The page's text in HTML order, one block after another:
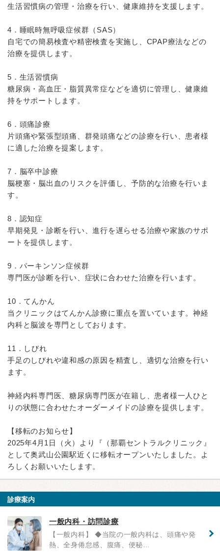
生活習慣病の管理・治療を行い、健康維持を支援します。
4．睡眠時無呼吸症候群（SAS）
自宅での簡易検査や精密検査を実施し、CPAP療法などの
治療を提供します。
5．生活習慣病
糖尿病・高血圧・脂質異常症などを適切に管理し、健康維
持をサポートします。
6．頭痛診療
片頭痛や緊張型頭痛、群発頭痛などの診療を行い、患者様
に適した治療を提案します。
7．脳卒中診療
脳梗塞・脳出血のリスクを評価し、予防的な治療を行いま
す。
8．認知症
早期発見・診断を行い、進行を遅らせる治療や家族のサポ
ートを提供します。
9．パーキンソン症候群
専門医が診断を行い、症状に合わせた治療を行います。
10．てんかん
当クリニックはてんかん診療に重点を置いています。神経
内科と脳波を専門としております。
11．しびれ
手足のしびれや違和感の原因を精査し、適切な治療を行い
ます。
神経内科専門医、糖尿病専門医が在籍し、患者様一人ひと
りの状態に合わせたオーダーメイドの診療を提供します。
【移転のお知らせ】
2025年4月1日（火）より『（那覇セントラルクリニック』
として奥武山公園駅近くに移転オープンいたしました。よ
ろしくお願いいたします。
診療案内
一般内科・訪問診療
【一般内科】 ◆当院の一般内科は、頭痛や発
熱、全身倦怠感、腹痛、便秘…